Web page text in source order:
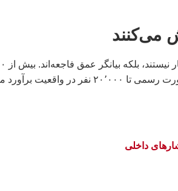
می‌کنند
و تعداد بازداشت‌شدگان بین ۳٬۰۰۰ نفر
داخلی